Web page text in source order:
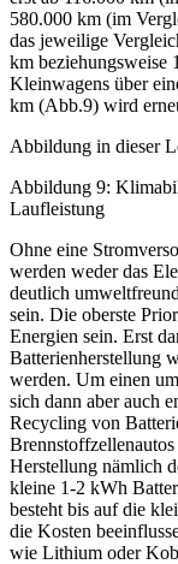
580.000 km (im
das jeweilige
km beziehungsweise
Kleinwagens über
km (Abb.9) wird
Abbildung in dieser
Abbildung 9:
Laufleistung
Ohne eine
werden weder das
deutlich
sein. Die oberste
Energien sein. Erst
Batterienherstellung
werden. Um einen
sich dann aber auch
Recycling von
Herstellung nämlich
kleine 1-2 kWh
besteht bis auf die
die Kosten
wie Lithium oder